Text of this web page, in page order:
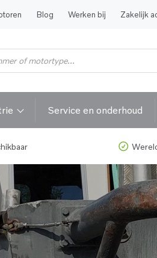
Blog Werken bij Zakelijk
Service en onderhoud